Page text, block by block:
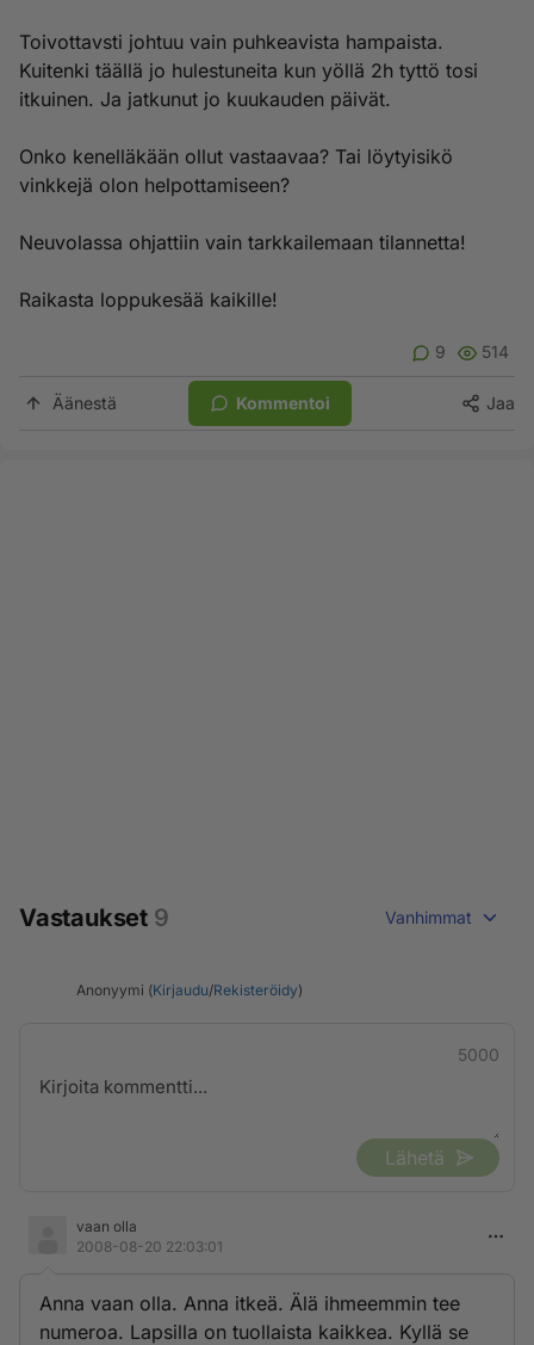
Toivottavsti johtuu vain puhkeavista hampaista.
Kuitenki täällä jo hulestuneita kun yöllä 2h tyttö tosi
itkuinen. Ja jatkunut jo kuukauden päivät.
Onko kenelläkään ollut vastaavaa? Tai löytyisikö
vinkkejä olon helpottamiseen?
Neuvolassa ohjattiin vain tarkkailemaan tilannetta!
Raikasta loppukesää kaikille!
9 514
Äänestä Kommentoi Jaa
Vastaukset 9 Vanhimmat
Anonyymi (Kirjaudu/Rekisteröidy)
5000
Lähetä
vaan olla
2008-08-20 22:03:01
Anna vaan olla. Anna itkeä. Älä ihmeemmin tee
numeroa. Lapsilla on tuollaista kaikkea. Kyllä se